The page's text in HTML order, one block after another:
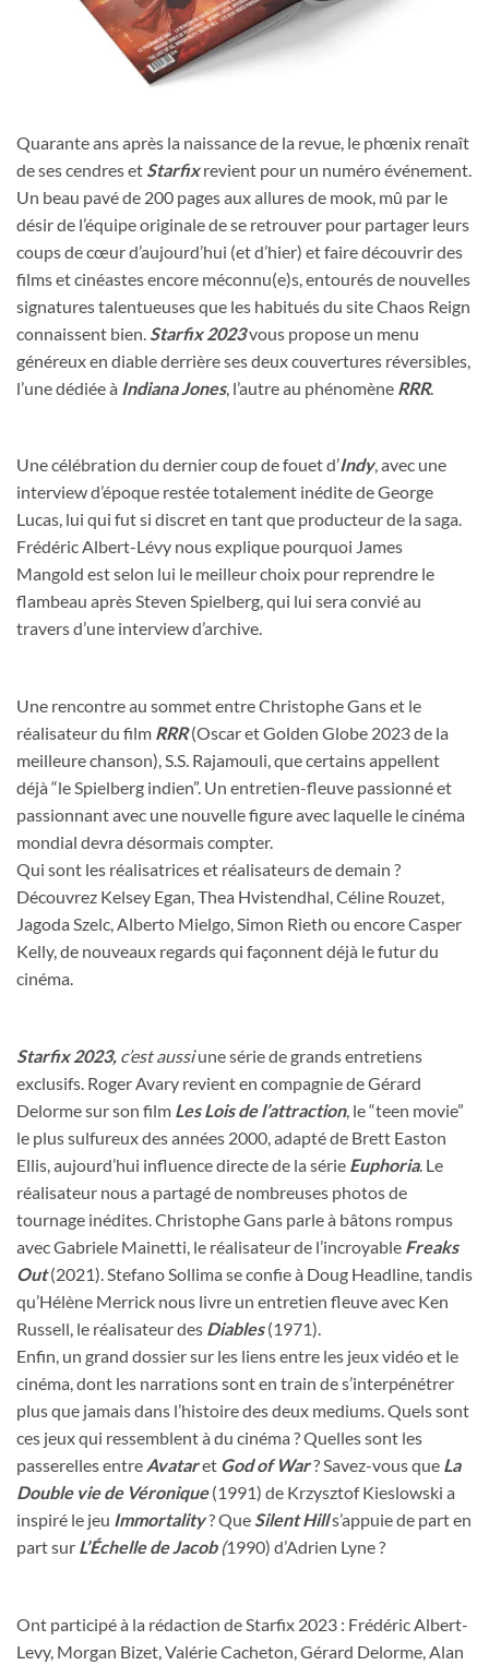
Quarante ans après la naissance de la revue, le phœnix renaît
de ses cendres et Starfixrevient pour un numéro événement.
Un beau pavé de 200 pages aux allures de mook, mû par le
désir de l’équipe originale de se retrouver pour partager leurs
coups de cœur d’aujourd’hui (et d’hier) et faire découvrir des
films et cinéastes encore méconnu(e)s, entourés de nouvelles
signatures talentueuses que les habitués du site Chaos Reign
connaissent bien. Starfix 2023vous propose un menu
généreux en diable derrière ses deux couvertures réversibles,
l’une dédiée à Indiana Jones, l’autre au phénomène RRR.
Une célébration du dernier coup de fouet d’Indy, avec une
interview d’époque restée totalement inédite de George
Lucas, lui qui fut si discret en tant que producteur de la saga.
Frédéric Albert-Lévy nous explique pourquoi James
Mangold est selon lui le meilleur choix pour reprendre le
flambeau après Steven Spielberg, qui lui sera convié au
travers d’une interview d’archive.
Une rencontre au sommet entre Christophe Gans et le
réalisateur du film RRR(Oscar et Golden Globe 2023 de la
meilleure chanson), S.S. Rajamouli, que certains appellent
déjà “le Spielberg indien”. Un entretien-fleuve passionné et
passionnant avec une nouvelle figure avec laquelle le cinéma
mondial devra désormais compter.
Qui sont les réalisatrices et réalisateurs de demain ?
Découvrez Kelsey Egan, Thea Hvistendhal, Céline Rouzet,
Jagoda Szelc, Alberto Mielgo, Simon Rieth ou encore Casper
Kelly, de nouveaux regards qui façonnent déjà le futur du
cinéma.
Starfix 2023, c’est aussiune série de grands entretiens
exclusifs. Roger Avary revient en compagnie de Gérard
Delorme sur son film Les Lois de l’attraction, le “teen movie”
le plus sulfureux des années 2000, adapté de Brett Easton
Ellis, aujourd’hui influence directe de la série Euphoria. Le
réalisateur nous a partagé de nombreuses photos de
tournage inédites. Christophe Gans parle à bâtons rompus
avec Gabriele Mainetti, le réalisateur de l’incroyable Freaks
Out(2021). Stefano Sollima se confie à Doug Headline, tandis
qu’Hélène Merrick nous livre un entretien fleuve avec Ken
Russell, le réalisateur des Diables(1971).
Enfin, un grand dossier sur les liens entre les jeux vidéo et le
cinéma, dont les narrations sont en train de s’interpénétrer
plus que jamais dans l’histoire des deux mediums. Quels sont
ces jeux qui ressemblent à du cinéma ? Quelles sont les
passerelles entre Avataret God of War? Savez-vous que La
Double vie de Véronique(1991) de Krzysztof Kieslowski a
inspiré le jeu Immortality? QueSilent Hills’appuie de part en
part sur L’Échelle de Jacob (1990) d’Adrien Lyne ?
Ont participé à la rédaction de Starfix 2023 : Frédéric Albert-
Levy, Morgan Bizet, Valérie Cacheton, Gérard Delorme, Alan